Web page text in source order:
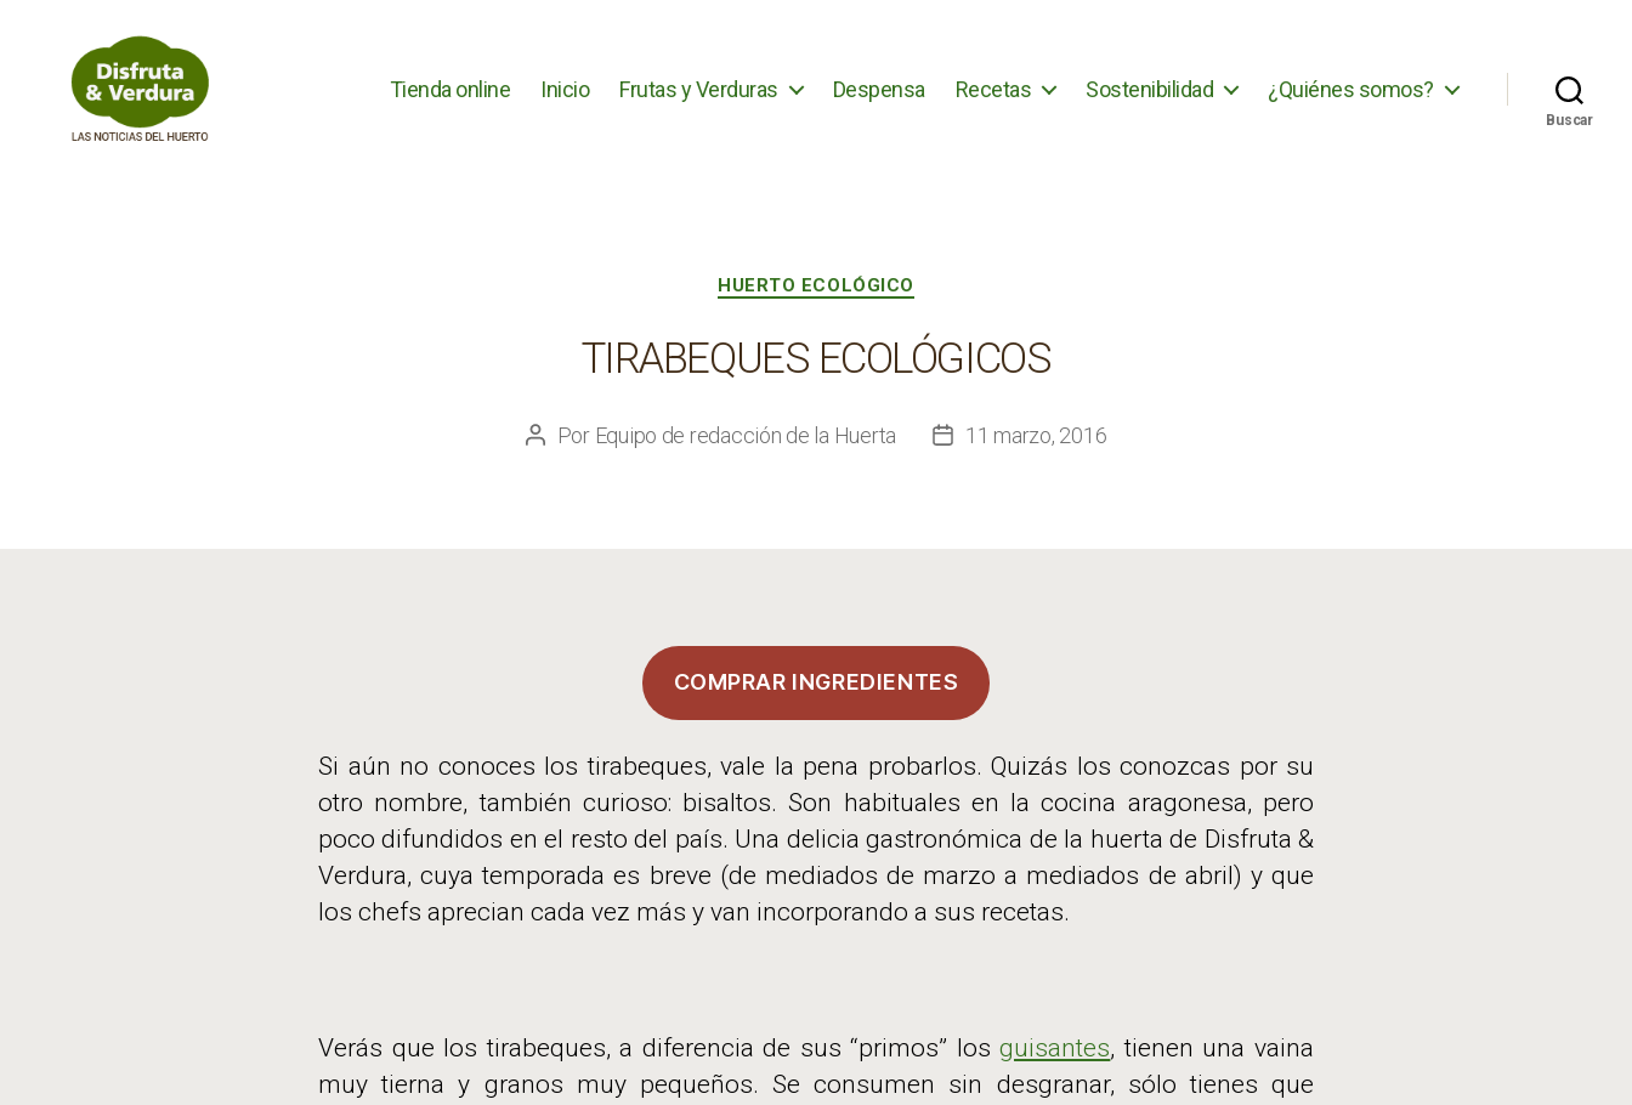
Tienda online Inicio Frutas y Verduras Despensa Recetas Sostenibilidad ¿Quiénes somos?
Buscar
Categorías
HUERTO ECOLÓGICO
TIRABEQUES ECOLÓGICOS
Autor
Por Equipo de redacción de la Huerta
Fecha
11 marzo, 2016
COMPRAR INGREDIENTES
Si aún no conoces los tirabeques, vale la pena probarlos. Quizás los conozcas por su
otro nombre, también curioso: bisaltos. Son habituales en la cocina aragonesa, pero
poco difundidos en el resto del país. Una delicia gastronómica de la huerta de Disfruta &
Verdura, cuya temporada es breve (de mediados de marzo a mediados de abril) y que
los chefs aprecian cada vez más y van incorporando a sus recetas.
Verás que los tirabeques, a diferencia de sus “primos” losguisantes, tienen una vaina
muy tierna y granos muy pequeños. Se consumen sin desgranar, sólo tienes que